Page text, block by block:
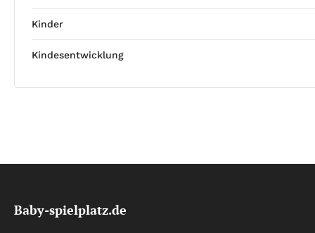
Kinder
Kindesentwicklung
Baby-spielplatz.de